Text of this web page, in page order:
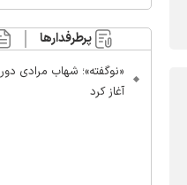
دهن
پرطرفدارها
«نوگفته»؛ شهاب مرادی
آغاز کرد